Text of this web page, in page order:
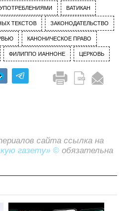
ВАТИКАН
ТЕКСТОВ ЗАКОНОДАТЕЛЬСТВО
КАНОНИЧЕСКОЕ ПРАВО
ФИЛИППО ИАННОНЕ ЦЕРКОВЬ
сайта ссылка на
газету» © обязательна